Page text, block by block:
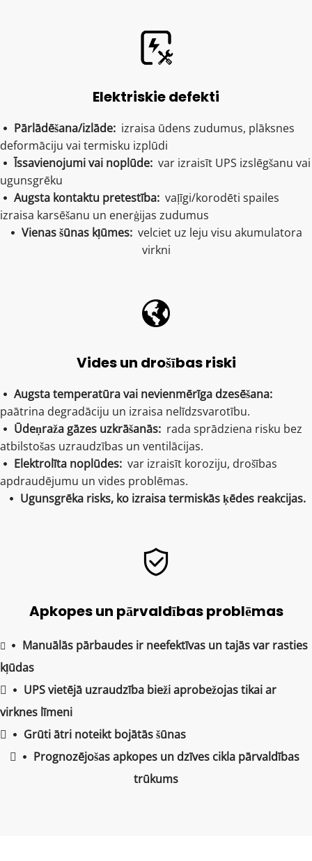
Elektriskie defekti
 Pārlādēšana/izlāde: izraisa ūdens zudumus, plāksnes
deformāciju vai termisku izplūdi
 Īssavienojumi vai noplūde: var izraisīt UPS izslēgšanu vai
ugunsgrēku
 Augsta kontaktu pretestība: vaļīgi/korodēti spailes
izraisa karsēšanu un enerģijas zudumus
 Vienas šūnas kļūmes: velciet uz leju visu akumulatora
virkni
Vides un drošības riski

paātrina degradāciju un izraisa nelīdzsvarotību.
 Ūdeņraža gāzes uzkrāšanās: rada sprādziena risku bez
atbilstošas ​​uzraudzības un ventilācijas.
 Elektrolīta noplūdes: var izraisīt koroziju, drošības
apdraudējumu un vides problēmas.
 Ugunsgrēka risks, ko izraisa termiskās ķēdes reakcijas.
Apkopes un pārvaldības problēmas
  Manuālās pārbaudes ir neefektīvas un tajās var rasties
kļūdas

 UPS vietējā uzraudzība bieži aprobežojas tikai ar
virknes līmeni

 Grūti ātri noteikt bojātās šūnas

 Prognozējošas apkopes un dzīves cikla pārvaldības
trūkums